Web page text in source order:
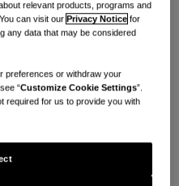
clinici, che aiutano a
ed efficaci in ogni fase
e valorizzato i
delle allergie alla cura
allergie
relevant products, programs and
can visit our Privacy Notice for
any data that may be considered
preferences or withdraw your
“Customize Cookie Settings”.
required for us to provide you with